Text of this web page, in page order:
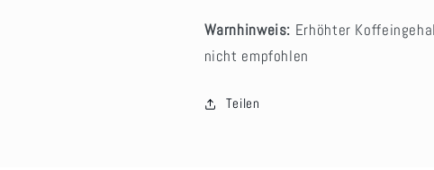
Warnhinweis: Erhöhter
nicht empfohlen
Teilen